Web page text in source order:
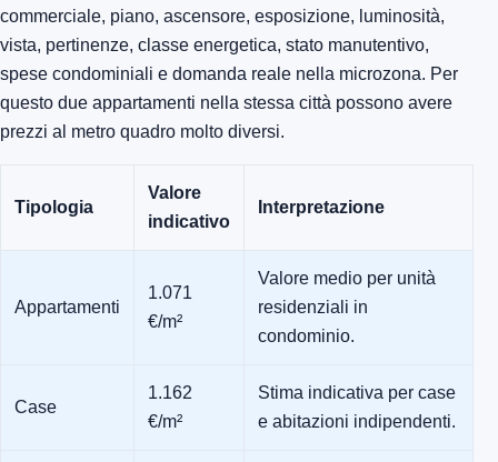
commerciale, piano, ascensore, esposizione, luminosità,
vista, pertinenze, classe energetica, stato manutentivo,
spese condominiali e domanda reale nella microzona. Per
questo due appartamenti nella stessa città possono avere
prezzi al metro quadro molto diversi.
Tipologia
Valore
indicativo
Interpretazione
Appartamenti
1.071
€/m²
Valore medio per unità
residenziali in
condominio.
Case
1.162
€/m²
Stima indicativa per case
e abitazioni indipendenti.